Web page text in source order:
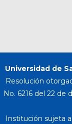
Universidad de
Resolución
No. 6216 del 22
Institución sujeta